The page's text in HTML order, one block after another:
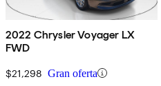
2022 Chrysler Voyager LX
FWD
$21,298 Gran oferta